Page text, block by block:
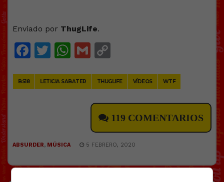
Enviado por ThugLife.
Facebook
Twitter
WhatsApp
Gmail
BS18 LETICIA SABATER THUGLIFE VÍDEOS WTF
119 COMENTARIOS
ABSURDER, MÚSICA 5 FEBRERO, 2020